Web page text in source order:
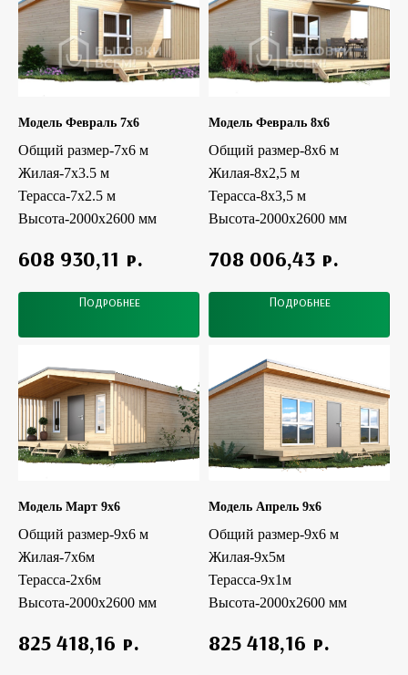
Модель Февраль 7x6
Общий размер-7х6 м
Жилая-7x3.5 м
Терасса-7х2.5 м
Высота-2000х2600 мм
608 930,11 р.
Подробнее
Модель Февраль 8x6
Общий размер-8х6 м
Жилая-8x2,5 м
Терасса-8х3,5 м
Высота-2000х2600 мм
708 006,43 р.
Подробнее
Модель Март 9x6
Общий размер-9х6 м
Жилая-7х6м
Терасса-2х6м
Высота-2000х2600 мм
825 418,16 р.
Модель Апрель 9x6
Общий размер-9х6 м
Жилая-9х5м
Терасса-9х1м
Высота-2000х2600 мм
825 418,16 р.